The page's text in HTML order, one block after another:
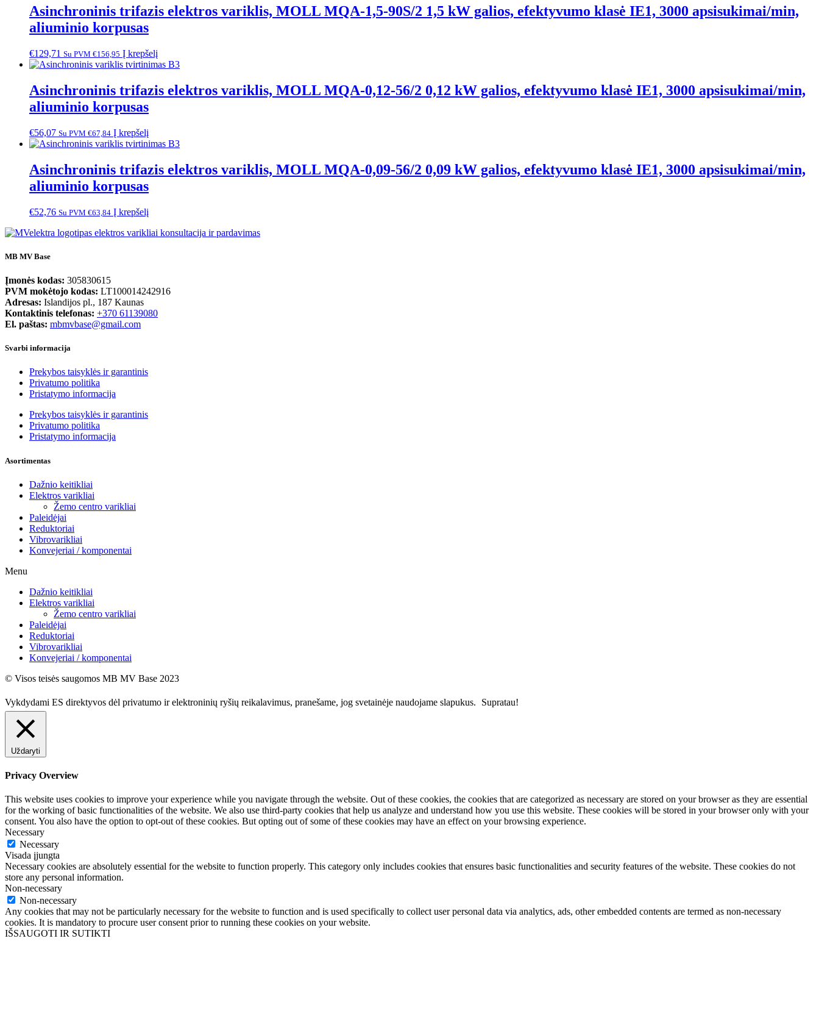
Asinchroninis trifazis elektros variklis, MOLL MQA-1,5-90S/2 1,5 kW galios, efektyvumo klasė IE1, 3000 apsisukimai/min,
aliuminio korpusas
€129,71 Su PVM €156,95 Į krepšelį
Asinchroninis trifazis elektros variklis, MOLL MQA-0,12-56/2 0,12 kW galios, efektyvumo klasė IE1, 3000 apsisukimai/min,
aliuminio korpusas
€56,07 Su PVM €67,84 Į krepšelį
Asinchroninis trifazis elektros variklis, MOLL MQA-0,09-56/2 0,09 kW galios, efektyvumo klasė IE1, 3000 apsisukimai/min,
aliuminio korpusas
€52,76 Su PVM €63,84 Į krepšelį
MB MV Base
Įmonės kodas: 305830615
PVM mokėtojo kodas: LT100014242916
Adresas: Islandijos pl., 187 Kaunas
Kontaktinis telefonas: +370 61139080
El. paštas: mbmvbase@gmail.com
Svarbi informacija
Prekybos taisyklės ir garantinis
Privatumo politika
Pristatymo informacija
Prekybos taisyklės ir garantinis
Privatumo politika
Pristatymo informacija
Asortimentas
Dažnio keitikliai
Elektros varikliai
Žemo centro varikliai
Paleidėjai
Reduktoriai
Vibrovarikliai
Konvejeriai / komponentai
Menu
Dažnio keitikliai
Elektros varikliai
Žemo centro varikliai
Paleidėjai
Reduktoriai
Vibrovarikliai
Konvejeriai / komponentai
© Visos teisės saugomos MB MV Base 2023
Vykdydami ES direktyvos dėl privatumo ir elektroninių ryšių reikalavimus, pranešame, jog svetainėje naudojame slapukus. Supratau!
Uždaryti
Privacy Overview
This website uses cookies to improve your experience while you navigate through the website. Out of these cookies, the cookies that are categorized as necessary are stored on your browser as they are essential
for the working of basic functionalities of the website. We also use third-party cookies that help us analyze and understand how you use this website. These cookies will be stored in your browser only with your
consent. You also have the option to opt-out of these cookies. But opting out of some of these cookies may have an effect on your browsing experience.
Necessary
Necessary
Visada įjungta
Necessary cookies are absolutely essential for the website to function properly. This category only includes cookies that ensures basic functionalities and security features of the website. These cookies do not
store any personal information.
Non-necessary
Non-necessary
Any cookies that may not be particularly necessary for the website to function and is used specifically to collect user personal data via analytics, ads, other embedded contents are termed as non-necessary
cookies. It is mandatory to procure user consent prior to running these cookies on your website.
IŠSAUGOTI IR SUTIKTI